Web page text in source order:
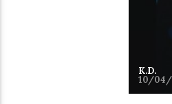
K.D.
10/04/